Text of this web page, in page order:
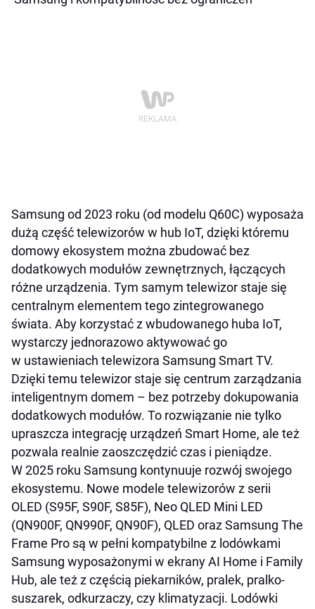
Samsung od 2023 roku (od modelu Q60C) wyposaża
dużą część telewizorów w hub IoT, dzięki któremu
domowy ekosystem można zbudować bez
dodatkowych modułów zewnętrznych, łączących
różne urządzenia. Tym samym telewizor staje się
centralnym elementem tego zintegrowanego
świata. Aby korzystać z wbudowanego huba IoT,
wystarczy jednorazowo aktywować go
w ustawieniach telewizora Samsung Smart TV.
Dzięki temu telewizor staje się centrum zarządzania
inteligentnym domem – bez potrzeby dokupowania
dodatkowych modułów. To rozwiązanie nie tylko
upraszcza integrację urządzeń Smart Home, ale też
pozwala realnie zaoszczędzić czas i pieniądze.
W 2025 roku Samsung kontynuuje rozwój swojego
ekosystemu. Nowe modele telewizorów z serii
OLED (S95F, S90F, S85F), Neo QLED Mini LED
(QN900F, QN990F, QN90F), QLED oraz Samsung The
Frame Pro są w pełni kompatybilne z lodówkami
Samsung wyposażonymi w ekrany AI Home i Family
Hub, ale też z częścią piekarników, pralek, pralko-
suszarek, odkurzaczy, czy klimatyzacji. Lodówki